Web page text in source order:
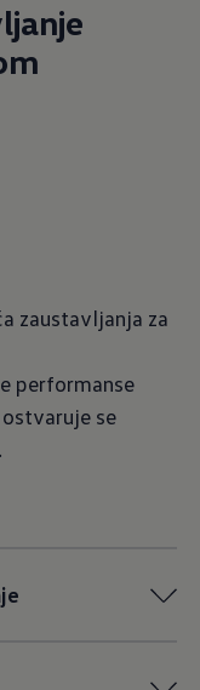
zaustavljanja za
performanse
se